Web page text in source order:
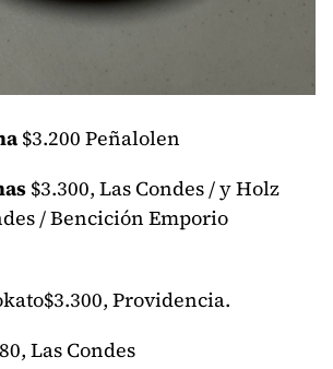
$3.200 Peñalolen
$3.300, Las Condes / y Holz
/ Bencición Emporio
Providencia.
Las Condes